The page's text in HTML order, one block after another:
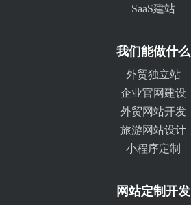
SaaS建站
我们能做什么
外贸独立站
企业官网建设
外贸网站开发
旅游网站设计
小程序定制
网站定制开发